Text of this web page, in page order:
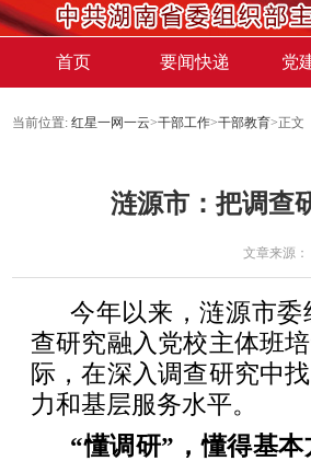
首页 要闻快递 党
当前位置: 红星一网一云>干部工作>干部教育>正文
涟源市：把调查
文章来源
今年以来，涟源市
查研究融入党校主体班
际，在深入调查研究中
力和基层服务水平。
“懂调研”，懂得基本